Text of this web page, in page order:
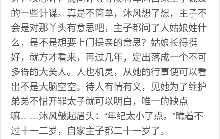
的一些计谋。真是不简单，沐风想了想，主子不
会是对那丫头有意思吧，主子都问了人姑娘姓什
么，是不是想要上门提亲的意思？姑娘长得挺
好，就方才看来，再过几年，定出落成一个不可
多得的大美人。人也机灵，从她的行事便可以看
出不是大脑空空。待人有情有义，见她为了维护
弟弟不惜开罪太子就可以明白，唯一的缺点
嘛……沐风皱起眉头：“年纪太小了点。”瞧着不
过十一二岁，自家主子都二十一岁了。